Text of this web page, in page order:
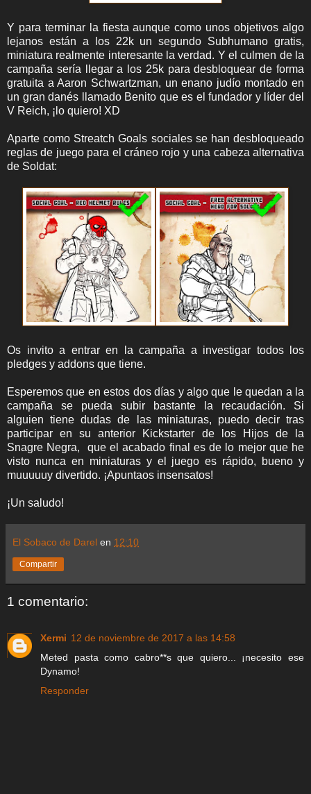
Y para terminar la fiesta aunque como unos objetivos algo
lejanos están a los 22k un segundo Subhumano gratis,
miniatura realmente interesante la verdad. Y el culmen de la
campaña sería llegar a los 25k para desbloquear de forma
gratuita a Aaron Schwartzman, un enano judío montado en
un gran danés llamado Benito que es el fundador y líder del
V Reich, ¡lo quiero! XD
Aparte como Streatch Goals sociales se han desbloqueado
reglas de juego para el cráneo rojo y una cabeza alternativa
de Soldat:
Os invito a entrar en la campaña a investigar todos los
pledges y addons que tiene.
Esperemos que en estos dos días y algo que le quedan a la
campaña se pueda subir bastante la recaudación. Si
alguien tiene dudas de las miniaturas, puedo decir tras
participar en su anterior Kickstarter de los Hijos de la
Snagre Negra, que el acabado final es de lo mejor que he
visto nunca en miniaturas y el juego es rápido, bueno y
muuuuuy divertido. ¡Apuntaos insensatos!
¡Un saludo!
El Sobaco de Darel en 12:10
Compartir
1 comentario:
Xermi 12 de noviembre de 2017 a las 14:58
Meted pasta como cabro**s que quiero... ¡necesito ese
Dynamo!
Responder